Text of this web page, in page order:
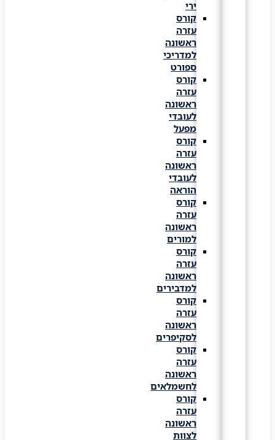
קורס
עזרה
ראשונה
למדריכי
ספורט
קורס
עזרה
ראשונה
לעובדי
מפעל
קורס
עזרה
ראשונה
לעובדי
הוראה
קורס
עזרה
ראשונה
למורים
קורס
עזרה
ראשונה
למדבירים
קורס
עזרה
ראשונה
לסקיפרים
קורס
עזרה
ראשונה
לחשמלאים
קורס
עזרה
ראשונה
לצוות